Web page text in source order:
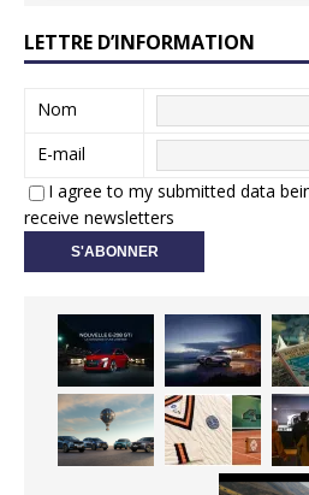
LETTRE D’INFORMATION
Nom
E-mail
I agree to my submitted data
receive newsletters